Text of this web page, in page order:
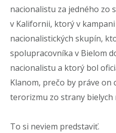
nacionalistu za jedného zo
v Kalifornii, ktorý v
nacionalistických skupín,
spolupracovníka v Bielom
nacionalistu a ktorý bol
Klanom, prečo by práve
terorizmu zo strany bielych
To si neviem predstaviť.